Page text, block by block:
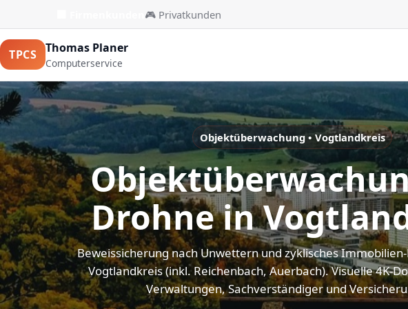
🎮 Privatkunden
TPCS Thomas Planer
Computerservice
Objektüberwachung • Vogtlandkreis
Drohne in
Beweissicherung nach Unwettern und zyklisches
Vogtlandkreis (inkl. Reichenbach, Auerbach). Visuelle 4K-
Verwaltungen, Sachverständiger und